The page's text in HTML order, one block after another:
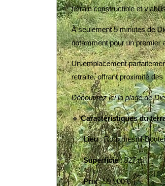
terrain constructible et
À seulement5 minutes de
notamment pour un premier
Un emplacement
retraite, offrant proximité
Découvrez ici la plage de
🔹 Caractéristiques du
· Lieu: Rouxmesnil-
· Superficie: 827 m²
· Prix: 59 900 €